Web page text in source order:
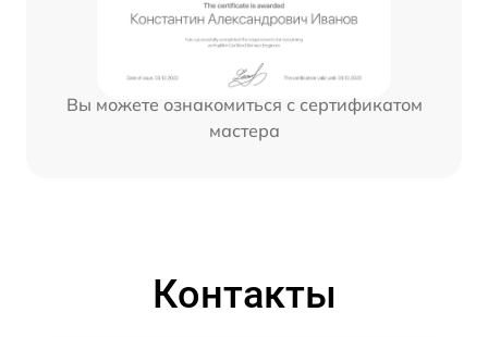
Вы можете ознакомиться с сертификатом
мастера
Контакты